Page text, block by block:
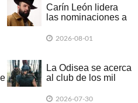
Carín León lidera
las nominaciones a
20262026-08-01
La Odisea se acerca
al club de los mil
2026-07-30